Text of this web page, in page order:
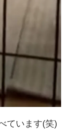
ています(笑)